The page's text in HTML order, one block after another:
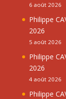
6 août 2026
Philippe
2026
5 août 2026
Philippe
2026
4 août 2026
Philippe